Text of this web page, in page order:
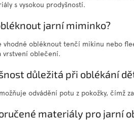
s vysokou prodyšností.
jarní miminko?
obléknout tenčí mikinu nebo
vrstvení oblečení.
důležitá při oblékání
odvádění potu z pokožky, čímž
materiály pro jarní